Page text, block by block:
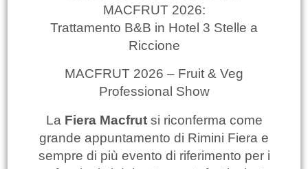
MACFRUT 2026:
Trattamento B&B in Hotel 3 Stelle a
Riccione
MACFRUT 2026 – Fruit & Veg
Professional Show
La Fiera Macfrutsi riconferma come
grande appuntamento di Rimini Fiera e
sempre di più evento di riferimento per i